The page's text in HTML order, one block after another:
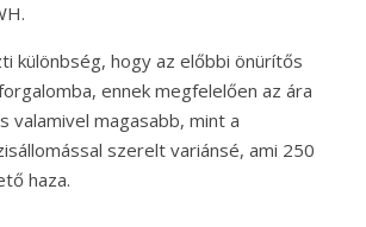
különbség, hogy az előbbi önürítős
ennek megfelelően az ára
valamivel magasabb, mint a
szerelt variánsé, ami 250
haza.